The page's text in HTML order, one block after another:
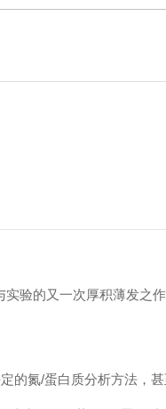
验的又一次厚积薄发之
的氮/蛋白质分析方法，甚